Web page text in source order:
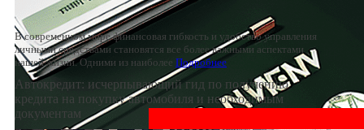
В современном мире финансовая гибкость и удобство управления
личными средствами становятся все более важными аспектами
нашей жизни. Одними из наиболее Подробнее
Автокредит: исчерпывающий гид по получению
кредита на покупку автомобиля и необходимым
документам